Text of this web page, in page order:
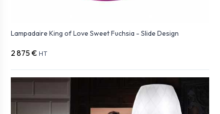
Lampadaire King of Love Sweet Fuchsia - Slide Design
2 875 € HT